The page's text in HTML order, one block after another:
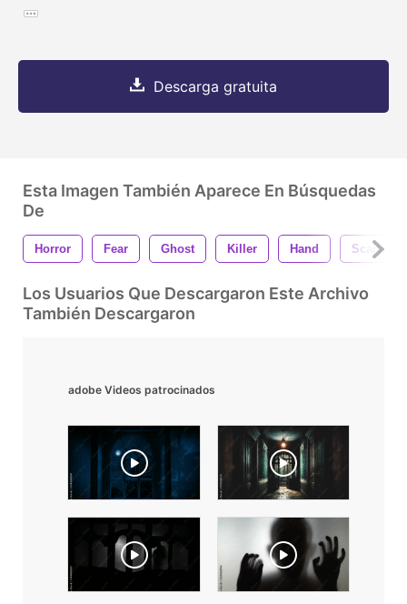
Descarga gratuita
Esta Imagen También Aparece En Búsquedas
De
Horror Fear Ghost Killer Hand Scary
Los Usuarios Que Descargaron Este Archivo
También Descargaron
adobe Videos patrocinados